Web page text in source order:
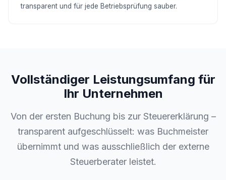
transparent und für jede Betriebsprüfung sauber.
Vollständiger Leistungsumfang für
Ihr Unternehmen
Von der ersten Buchung bis zur Steuererklärung –
transparent aufgeschlüsselt: was Buchmeister
übernimmt und was ausschließlich der externe
Steuerberater leistet.